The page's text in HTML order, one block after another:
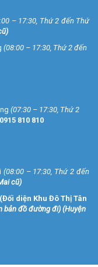
– 17:30, Thứ 2 đến Thứ
(08:00 – 17:30, Thứ 2 đến
(07:30 – 17:30, Thứ 2
0915 810 810
(08:00 – 17:30, Thứ 2 đến
cũ)
(Đối diện Khu Đô Thị Tân
bản đồ đường đi) (Huyện